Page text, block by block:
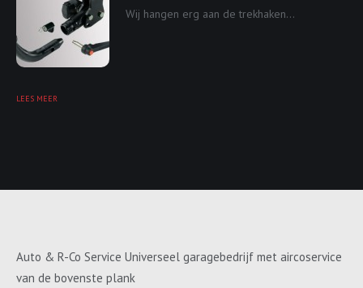
Wij hangen erg aan de trekhaken...
LEES MEER
Auto & R-Co Service Universeel garagebedrijf met aircoservice
van de bovenste plank